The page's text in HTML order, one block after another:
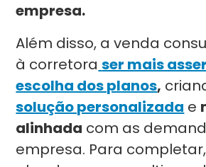
empresa.
Além disso, a venda
à corretora ser mais
escolha dos planos,
solução personalizada e
alinhada com as
empresa. Para